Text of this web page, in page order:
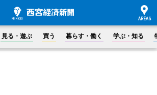
見る・遊ぶ 買う 暮らす・働く 学ぶ・知る